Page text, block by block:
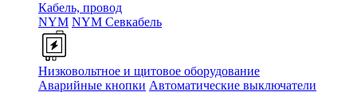
Кабель, провод
NYM NYM Севкабель
Низковольтное и щитовое оборудование
Аварийные кнопки Автоматические выключатели